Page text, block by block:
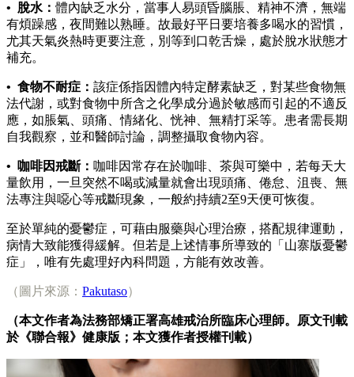
• 脫水： 體內缺乏水分，當事人易頭昏腦脹、精神不濟，無端
有煩躁感，夜間難以熟睡。故最好平日要培養多喝水的習慣，
尤其天氣炎熱時更要注意，別等到口乾舌燥，處於脫水狀態才
補充。
• 食物不耐症： 該症係指因體內特定酵素缺乏，對某些食物無
法代謝，或對食物中所含之化學成分過於敏感而引起的不適反
應，如脹氣、頭痛、情緒化、恍神、無精打采等。患者需長期
自我觀察，並和醫師討論，調整攝取食物內容。
• 咖啡因戒斷： 咖啡因常存在於咖啡、茶與可樂中，若每天大
量飲用，一旦突然不喝或減量就會出現頭痛、倦怠、沮喪、無
法專注與噁心等戒斷現象，一般約持續2至9天便可恢復。
至於單純的憂鬱症，可藉由服藥與心理治療，搭配規律運動，
病情大致能獲得緩解。但若是上述情事所導致的「山寨版憂鬱
症」，唯有先處理好內科問題，方能有效改善。
（圖片來源： Pakutaso）
（本文作者為法務部矯正署高雄戒治所臨床心理師。原文刊載
於《聯合報》健康版；本文獲作者授權刊載）